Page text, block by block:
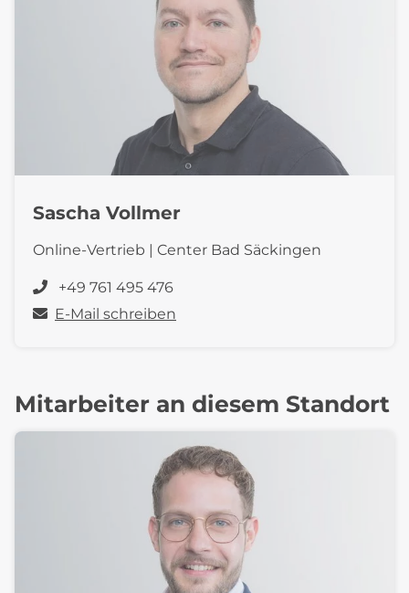
Sascha Vollmer
Online-Vertrieb | Center Bad Säckingen
+49 761 495 476
E-Mail schreiben
Mitarbeiter an diesem Standort